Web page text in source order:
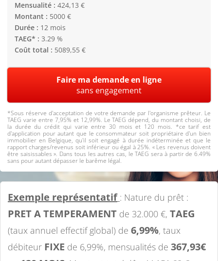
Mensualité : 424,13 €
Montant : 5000 €
Durée : 12 mois
TAEG* : 3.29 %
Coût total : 5089,55 €
Faire ma demande en ligne
sans engagement
*Sous réserve d'acceptation de votre demande par l'organisme prêteur. Le
TAEG varie entre 7,95% et 12,99%. Le TAEG dépend, du montant choisi, de
la durée du crédit qui varie entre 30 mois et 120 mois. *ce tarif est
d'application pour autant que le consommateur soit propriétaire d'un bien
immobilier en Belgique, qu'il soit engagé à durée indéterminée et que le
rapport charges/revenus soit inférieur ou égal à 25%. « Les revenus doivent
être saisissables ». Dans tous les autres cas, le TAEG sera à partir de 6.49%
sans pour autant dépasser le barême légal.
Exemple représentatif : Nature du prêt :
PRET A TEMPERAMENT de 32.000 €, TAEG
(taux annuel effectif global) de 6,99%, taux
débiteur FIXE de 6,99%, mensualités de 367,93€